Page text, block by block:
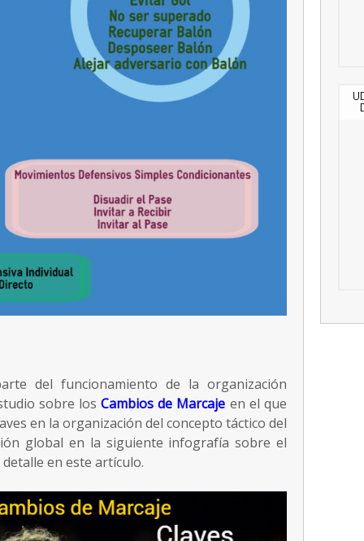
del funcionamiento de la organización
sobre losCambios de Marcaje en el que
en la organización del concepto táctico del
global en la siguiente infografía sobre el
en este artículo.